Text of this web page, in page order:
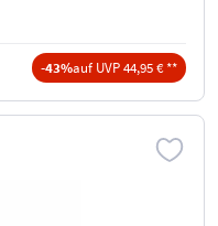
-43%auf UVP 44,95 € **